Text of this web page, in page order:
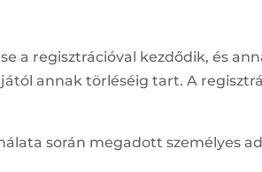
a regisztrációval kezdődik, és
annak törléséig tart. A
során megadott személyes